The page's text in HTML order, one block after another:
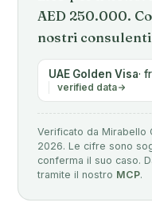
AED 250.000.
nostri
UAE Golden Visa·
verified data
Verificato da Mirabello
2026. Le cifre sono
conferma il suo caso.
tramite il nostro MCP.